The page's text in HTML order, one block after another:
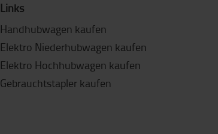
Links
Handhubwagen kaufen
Elektro Niederhubwagen kaufen
Elektro Hochhubwagen kaufen
Gebrauchtstapler kaufen